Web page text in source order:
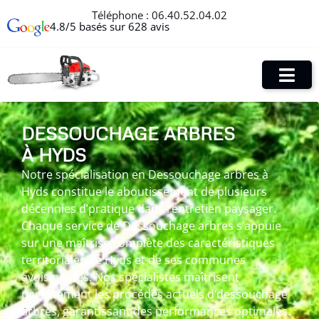
Téléphone : 06.40.52.04.02
4.8/5 basés sur 628 avis
DESSOUCHAGE ARBRES
À HYDS
Notre spécialisation en Dessouchage arbres à
Hyds constitue le aboutissement de plusieurs
décennies d’pratique dans l’entretien paysager.
Chaque service de Dessouchage arbres s’appuie
sur une maîtrise complète des caractéristiques
territoriales de Hyds et de ses communes
avoisinantes. Nos spécialistes maîtrisent
parfaitement les procédés actuels d’dessouchage
arbres, garantissant des performances optimales.